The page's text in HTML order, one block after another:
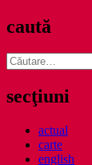
caută
Caută
după:
secţiuni
actual
carte
english